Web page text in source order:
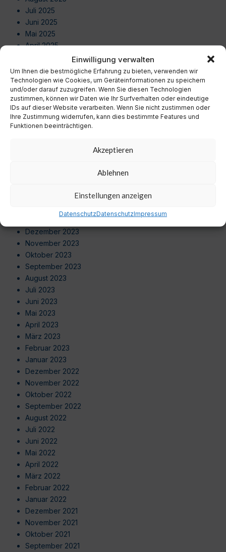
Einwilligung verwalten
Um Ihnen die bestmögliche Erfahrung zu bieten, verwenden wir
Technologien wie Cookies, um Geräteinformationen zu speichern
und/oder darauf zuzugreifen. Wenn Sie diesen Technologien
zustimmen, können wir Daten wie Ihr Surfverhalten oder eindeutige
IDs auf dieser Website verarbeiten. Wenn Sie nicht zustimmen oder
Ihre Zustimmung widerrufen, kann dies bestimmte Features und
Funktionen beeinträchtigen.
Akzeptieren
Ablehnen
Einstellungen anzeigen
DatenschutzDatenschutzImpressum
Juli 2025
Juni 2025
Mai 2025
April 2025
Februar 2025
Januar 2025
Dezember 2024
November 2024
Oktober 2024
September 2024
Januar 2024
Dezember 2023
November 2023
Oktober 2023
September 2023
August 2023
Juli 2023
Juni 2023
Mai 2023
April 2023
März 2023
Februar 2023
Januar 2023
Dezember 2022
November 2022
Oktober 2022
September 2022
August 2022
Juli 2022
Juni 2022
Mai 2022
April 2022
März 2022
Februar 2022
Januar 2022
Dezember 2021
November 2021
Oktober 2021
September 2021